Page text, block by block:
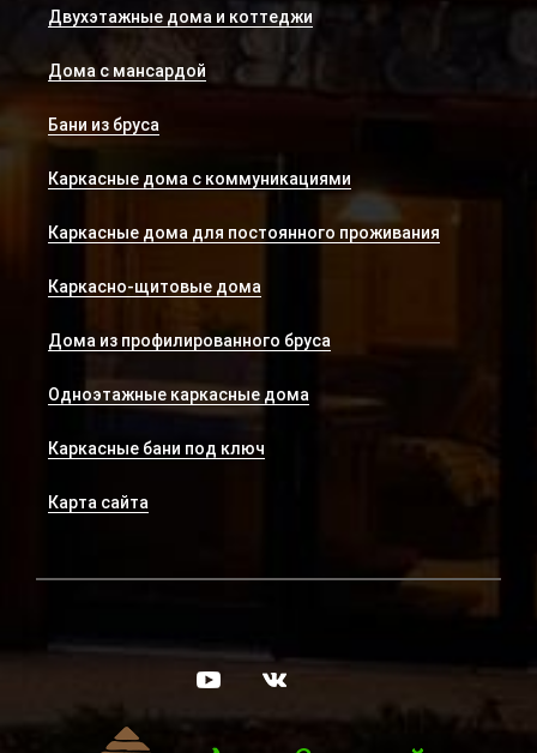
Двухэтажные дома и коттеджи
Дома с мансардой
Бани из бруса
Каркасные дома с коммуникациями
Каркасные дома для постоянного проживания
Каркасно-щитовые дома
Дома из профилированного бруса
Одноэтажные каркасные дома
Каркасные бани под ключ
Карта сайта